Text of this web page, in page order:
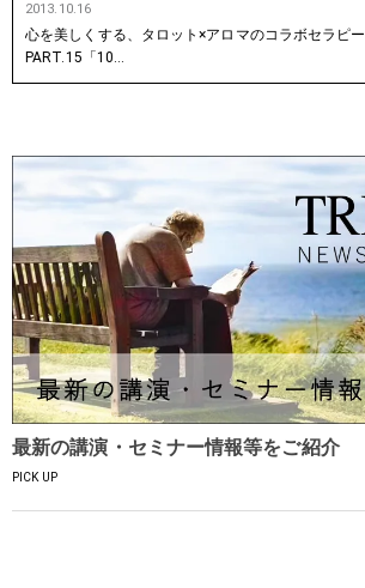
2013.10.16
心を美しくする、タロット×アロマのコラボセラピー
PART.15「10…
最新の講演・セミナー情報等をご紹介
PICK UP